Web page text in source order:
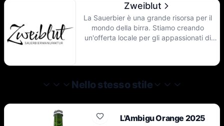
Zweiblut
La Sauerbier è una grande risorsa per il
mondo della birra. Stiamo creando
un'offerta locale per gli appassionati di
di gusto per gli altri amanti del piacere.
San Giovanni prodotto dai birrai di Lucerna.
acidificate e fermentate con la frutta. Oltre
a queste birre acide fresche e fruttate,
Nello stesso stile
L'Ambigu Orange 2025